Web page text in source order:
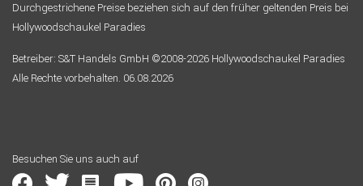
Durchgestrichene Preise beziehen sich auf den früher geltenden Preis bei
Hollywoodschaukel Paradies
Betreiber: S&T Handels GmbH ©2008-2026 Hollywoodschaukel Paradies
Alle Rechte vorbehalten. 06.08.2026
Besuchen Sie uns auch auf